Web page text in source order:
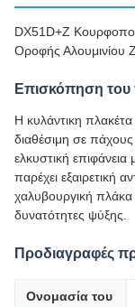
DX51D+Z
Οροφής Αλουμινίου
Επισκόπηση του
Η κυλάντικη
διαθέσιμη σε
ελκυστική
παρέχει εξαιρετική
χαλυβουργική πλάκα
δυνατότητες ψύξης.
Προδιαγραφές
Ονομασία του